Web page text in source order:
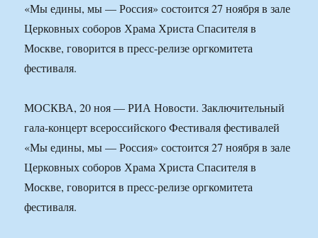
«Мы едины, мы — Россия» состоится 27 ноября в зале
Церковных соборов Храма Христа Спасителя в
Москве, говорится в пресс-релизе оргкомитета
фестиваля.
МОСКВА, 20 ноя — РИА Новости. Заключительный
гала-концерт всероссийского Фестиваля фестивалей
«Мы едины, мы — Россия» состоится 27 ноября в зале
Церковных соборов Храма Христа Спасителя в
Москве, говорится в пресс-релизе оргкомитета
фестиваля.